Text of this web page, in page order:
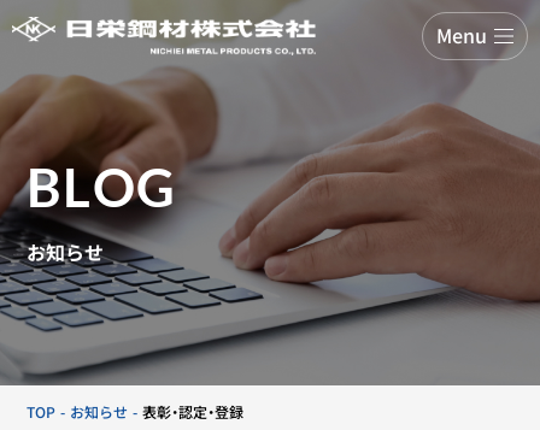
Menu
BLOG
お知らせ
TOP お知らせ 表彰・認定・登録